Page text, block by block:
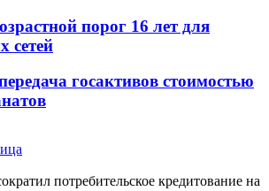
порог 16 лет для
сетей
госактивов стоимостью
потребительское кредитование на